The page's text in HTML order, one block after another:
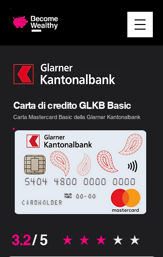
Carta di credito GLKB Basic
Carta Mastercard Basic della Glarner Kantonalbank
3.2/ 5 la valutazione media è 3.2 su 5